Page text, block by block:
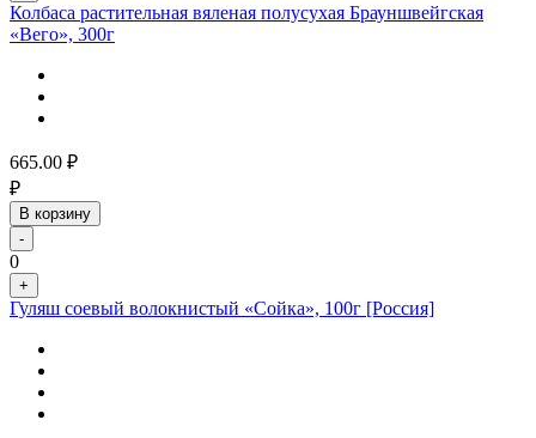
Колбаса растительная вяленая полусухая Брауншвейгская
«Вего», 300г
665.00 ₽
₽
В корзину
-
0
+
Гуляш соевый волокнистый «Сойка», 100г [Россия]